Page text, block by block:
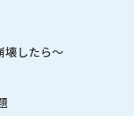
壊したら〜